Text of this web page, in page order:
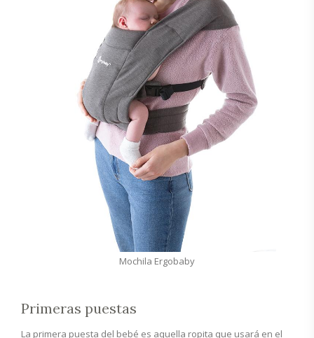
Mochila Ergobaby
Primeras puestas
La primera puesta del bebé es aquella ropita que usará en el